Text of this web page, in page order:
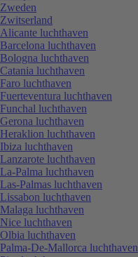
Zweden
Zwitserland
Alicante luchthaven
Barcelona luchthaven
Bologna luchthaven
Catania luchthaven
Faro luchthaven
Fuerteventura luchthaven
Funchal luchthaven
Gerona luchthaven
Heraklion luchthaven
Ibiza luchthaven
Lanzarote luchthaven
La-Palma luchthaven
Las-Palmas luchthaven
Lissabon luchthaven
Malaga luchthaven
Nice luchthaven
Olbia luchthaven
Palma-De-Mallorca luchthaven